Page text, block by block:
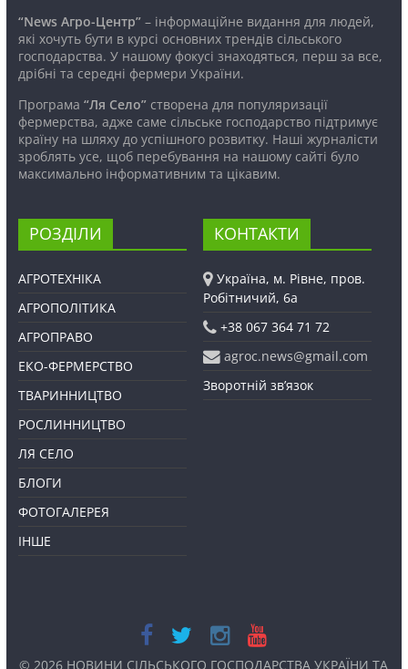
“News Агро-Центр”– інформаційне видання для людей,
які хочуть бути в курсі основних трендів сільського
господарства. У нашому фокусі знаходяться, перш за все,
дрібні та середні фермери України.
Програма “Ля Село”створена для популяризації
фермерства, адже саме сільське господарство підтримує
країну на шляху до успішного розвитку. Наші журналісти
зроблять усе, щоб перебування на нашому сайті було
максимально інформативним та цікавим.
РОЗДІЛИ
АГРОТЕХНІКА
АГРОПОЛІТИКА
АГРОПРАВО
ЕКО-ФЕРМЕРСТВО
ТВАРИННИЦТВО
РОСЛИННИЦТВО
ЛЯ СЕЛО
БЛОГИ
ФОТОГАЛЕРЕЯ
ІНШЕ
КОНТАКТИ
Україна, м. Рівне, пров.
Робітничий, 6а
+38 067 364 71 72
agroc.news@gmail.com
Зворотній зв’язок
© 2026 НОВИНИ СІЛЬСЬКОГО ГОСПОДАРСТВА УКРАЇНИ ТА